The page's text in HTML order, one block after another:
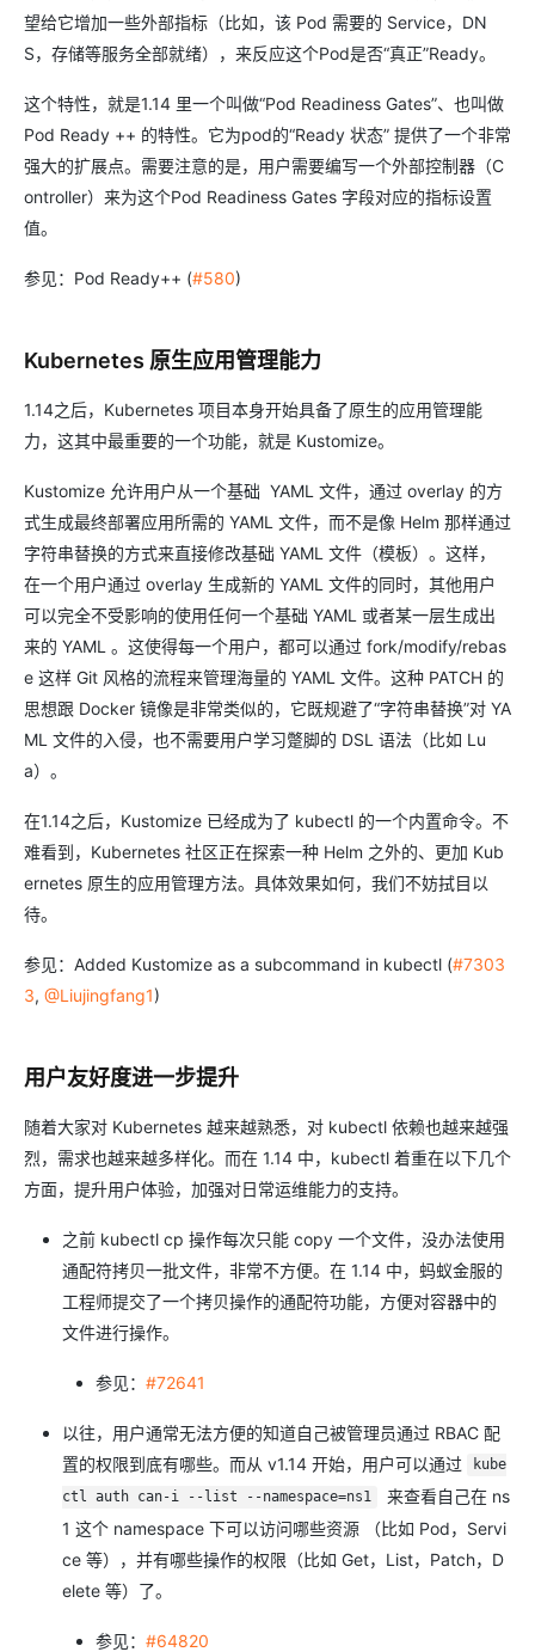
望给它增加一些外部指标（比如，该 Pod 需要的 Service，DN
S，存储等服务全部就绪），来反应这个Pod是否“真正”Ready。
这个特性，就是1.14 里一个叫做“Pod Readiness Gates”、也叫做
Pod Ready ++ 的特性。它为pod的“Ready 状态” 提供了一个非常
强大的扩展点。需要注意的是，用户需要编写一个外部控制器（C
ontroller）来为这个Pod Readiness Gates 字段对应的指标设置
值。
参见：Pod Ready++ (#580)
Kubernetes 原生应用管理能力
1.14之后，Kubernetes 项目本身开始具备了原生的应用管理能
力，这其中最重要的一个功能，就是 Kustomize。
Kustomize 允许用户从一个基础 YAML 文件，通过 overlay 的方
式生成最终部署应用所需的 YAML 文件，而不是像 Helm 那样通过
字符串替换的方式来直接修改基础 YAML 文件（模板）。这样，
在一个用户通过 overlay 生成新的 YAML 文件的同时，其他用户
可以完全不受影响的使用任何一个基础 YAML 或者某一层生成出
来的 YAML 。这使得每一个用户，都可以通过 fork/modify/rebas
e 这样 Git 风格的流程来管理海量的 YAML 文件。这种 PATCH 的
思想跟 Docker 镜像是非常类似的，它既规避了“字符串替换”对 YA
ML 文件的入侵，也不需要用户学习蹩脚的 DSL 语法（比如 Lu
a）。
在1.14之后，Kustomize 已经成为了 kubectl 的一个内置命令。不
难看到，Kubernetes 社区正在探索一种 Helm 之外的、更加 Kub
ernetes 原生的应用管理方法。具体效果如何，我们不妨拭目以
待。
参见：Added Kustomize as a subcommand in kubectl (#7303
3, @Liujingfang1)
用户友好度进一步提升
随着大家对 Kubernetes 越来越熟悉，对 kubectl 依赖也越来越强
烈，需求也越来越多样化。而在 1.14 中，kubectl 着重在以下几个
方面，提升用户体验，加强对日常运维能力的支持。
之前 kubectl cp 操作每次只能 copy 一个文件，没办法使用
通配符拷贝一批文件，非常不方便。在 1.14 中，蚂蚁金服的
工程师提交了一个拷贝操作的通配符功能，方便对容器中的
文件进行操作。
参见： #72641
以往，用户通常无法方便的知道自己被管理员通过 RBAC 配
置的权限到底有哪些。而从 v1.14 开始，用户可以通过
kube
ctl auth can-i --list --namespace=ns1
来查看自己在 ns
1 这个 namespace 下可以访问哪些资源 （比如 Pod，Servi
ce 等），并有哪些操作的权限（比如 Get，List，Patch，D
elete 等）了。
参见： #64820